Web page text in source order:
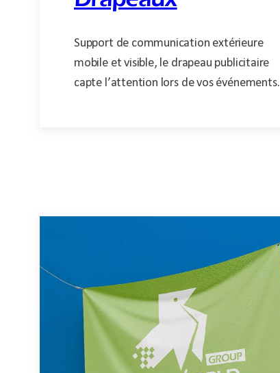
Support de communication extérieure
mobile et visible, le drapeau publicitaire
capte l’attention lors de vos événements.